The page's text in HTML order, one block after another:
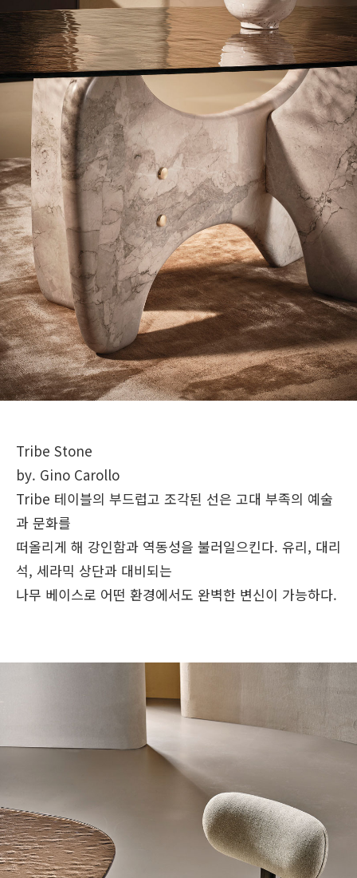
Tribe Stone
by. Gino Carollo
Tribe 테이블의 부드럽고 조각된 선은 고대 부족의 예술
과 문화를
떠올리게 해 강인함과 역동성을 불러일으킨다. 유리, 대리
석, 세라믹 상단과 대비되는
나무 베이스로 어떤 환경에서도 완벽한 변신이 가능하다.